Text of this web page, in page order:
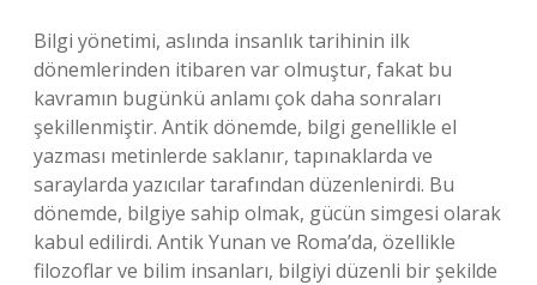
Bilgi yönetimi, aslında insanlık tarihinin ilk
dönemlerinden itibaren var olmuştur, fakat bu
kavramın bugünkü anlamı çok daha sonraları
şekillenmiştir. Antik dönemde, bilgi genellikle el
yazması metinlerde saklanır, tapınaklarda ve
saraylarda yazıcılar tarafından düzenlenirdi. Bu
dönemde, bilgiye sahip olmak, gücün simgesi olarak
kabul edilirdi. Antik Yunan ve Roma’da, özellikle
filozoflar ve bilim insanları, bilgiyi düzenli bir şekilde